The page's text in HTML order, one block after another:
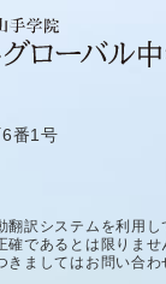
番1号
翻訳システムを利用
であるとは限りませ
ましてはお問い合わ